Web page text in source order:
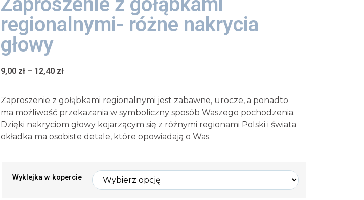
regionalnymi- różne nakrycia
głowy
9,00 zł – 12,40 zł
Zaproszenie z gołąbkami regionalnymi jest zabawne, urocze, a ponadto
ma możliwość przekazania w symboliczny sposób Waszego pochodzenia.
Dzięki nakryciom głowy kojarzącym się z różnymi regionami Polski i świata
okładka ma osobiste detale, które opowiadają o Was.
Wyklejka w kopercie